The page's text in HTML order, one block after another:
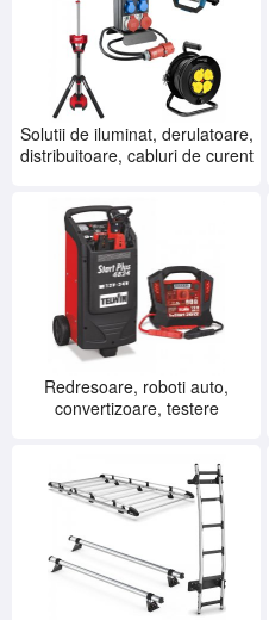
Solutii de iluminat, derulatoare,
distribuitoare, cabluri de curent
Redresoare, roboti auto,
convertizoare, testere